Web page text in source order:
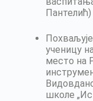
Пантелић)
ученицу
место на
школе